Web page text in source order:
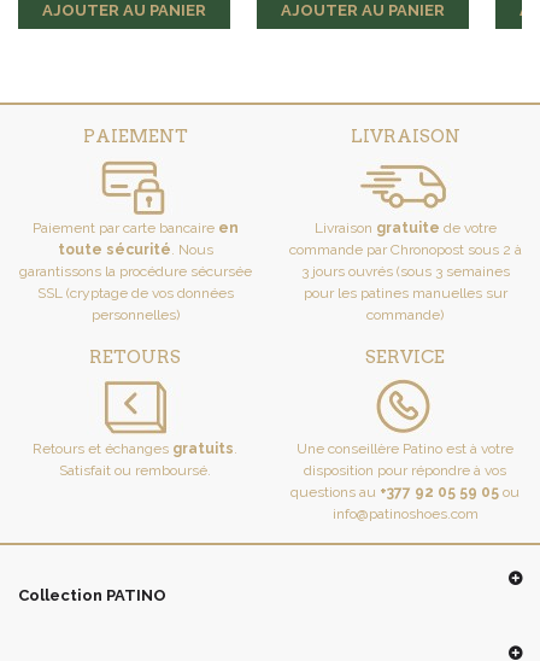
AJOUTER AU PANIER AJOUTER AU PANIER
PAIEMENT
Paiement par carte bancaire en
toute sécurité . Nous
garantissons la procédure sécursée
SSL (cryptage de vos données
personnelles)
LIVRAISON
Livraison gratuite de votre
commande par Chronopost sous 2 à
3 jours ouvrés (sous 3 semaines
pour les patines manuelles sur
commande)
RETOURS
Retours et échanges gratuits
Satisfait ou remboursé.
SERVICE
Une conseillère Patino est à votre
disposition pour répondre à vos
questions au +377 92 05 59 05 ou
info@patinoshoes.com
Collection PATINO